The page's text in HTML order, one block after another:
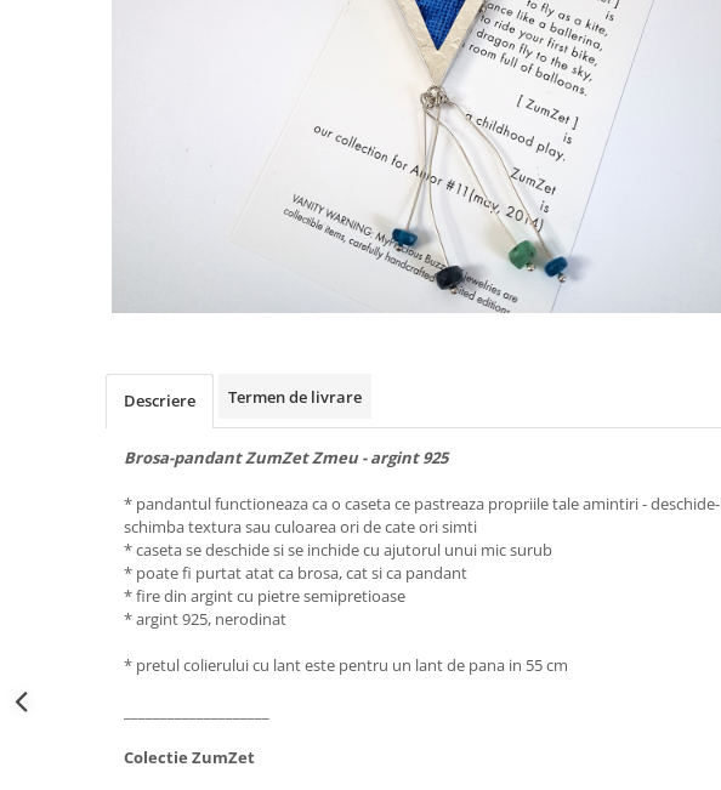
Descriere Termen de livrare
Brosa-pandant ZumZet Zmeu - argint 925
* pandantul functioneaza ca o caseta ce pastreaza propriile tale amintiri -
schimba textura sau culoarea ori de cate ori simti
* caseta se deschide si se inchide cu ajutorul unui mic surub
* poate fi purtat atat ca brosa, cat si ca pandant
* fire din argint cu pietre semipretioase
* argint 925, nerodinat
* pretul colierului cu lant este pentru un lant de pana in 55 cm
Colectie ZumZet